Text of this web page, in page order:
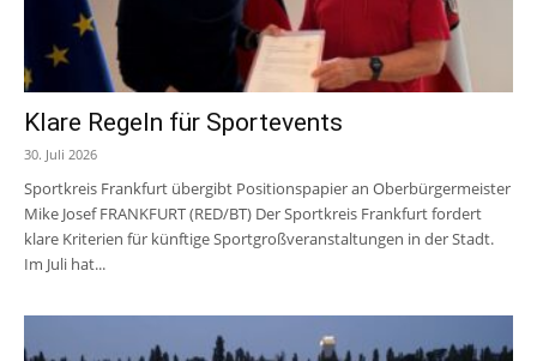
Klare Regeln für Sportevents
30. Juli 2026
Sportkreis Frankfurt übergibt Positionspapier an Oberbürgermeister
Mike Josef FRANKFURT (RED/BT) Der Sportkreis Frankfurt fordert
klare Kriterien für künftige Sportgroßveranstaltungen in der Stadt.
Im Juli hat...